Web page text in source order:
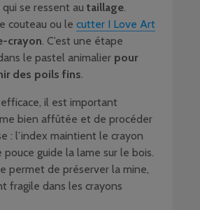
se ressent au taillage.
couteau ou le cutter I Love Art
crayon. C’est une étape
le pastel animalier pour
des poils fins.
il est important
bien affûtée et de procéder
: l’index maintient le crayon
guide la lame sur le bois.
permet de préserver la mine,
fragile dans les crayons